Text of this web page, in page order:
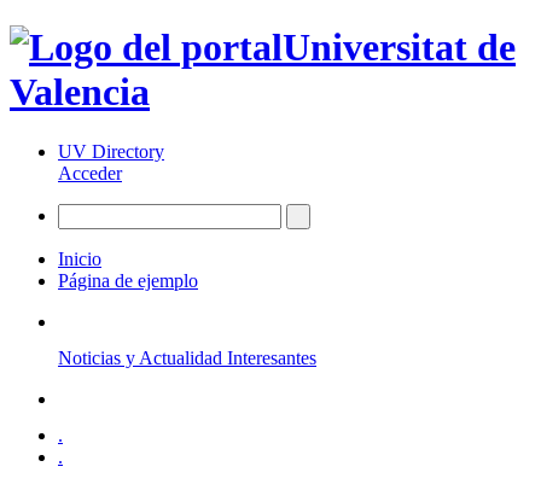
Universitat de
Valencia
UV Directory
Acceder
Inicio
Página de ejemplo
Noticias y Actualidad Interesantes
.
.